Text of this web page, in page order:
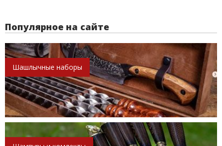
Популярное на сайте
Шашлычные наборы